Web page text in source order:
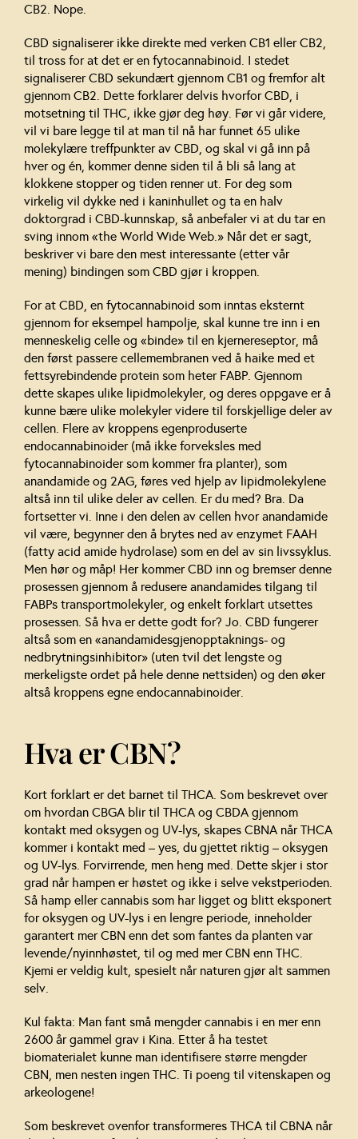
CB2. Nope.
CBD signaliserer ikke direkte med verken CB1 eller CB2,
til tross for at det er en fytocannabinoid. I stedet
signaliserer CBD sekundært gjennom CB1 og fremfor alt
gjennom CB2. Dette forklarer delvis hvorfor CBD, i
motsetning til THC, ikke gjør deg høy. Før vi går videre,
vil vi bare legge til at man til nå har funnet 65 ulike
molekylære treffpunkter av CBD, og skal vi gå inn på
hver og én, kommer denne siden til å bli så lang at
klokkene stopper og tiden renner ut. For deg som
virkelig vil dykke ned i kaninhullet og ta en halv
doktorgrad i CBD-kunnskap, så anbefaler vi at du tar en
sving innom «the World Wide Web.» Når det er sagt,
beskriver vi bare den mest interessante (etter vår
mening) bindingen som CBD gjør i kroppen.
For at CBD, en fytocannabinoid som inntas eksternt
gjennom for eksempel hampolje, skal kunne tre inn i en
menneskelig celle og «binde» til en kjernereseptor, må
den først passere cellemembranen ved å haike med et
fettsyrebindende protein som heter FABP. Gjennom
dette skapes ulike lipidmolekyler, og deres oppgave er å
kunne bære ulike molekyler videre til forskjellige deler av
cellen. Flere av kroppens egenproduserte
endocannabinoider (må ikke forveksles med
fytocannabinoider som kommer fra planter), som
anandamide og 2AG, føres ved hjelp av lipidmolekylene
altså inn til ulike deler av cellen. Er du med? Bra. Da
fortsetter vi. Inne i den delen av cellen hvor anandamide
vil være, begynner den å brytes ned av enzymet FAAH
(fatty acid amide hydrolase) som en del av sin livssyklus.
Men hør og måp! Her kommer CBD inn og bremser denne
prosessen gjennom å redusere anandamides tilgang til
FABPs transportmolekyler, og enkelt forklart utsettes
prosessen. Så hva er dette godt for? Jo. CBD fungerer
altså som en «anandamidesgjenopptaknings- og
nedbrytningsinhibitor» (uten tvil det lengste og
merkeligste ordet på hele denne nettsiden) og den øker
altså kroppens egne endocannabinoider.
Hva er CBN?
Kort forklart er det barnet til THCA. Som beskrevet over
om hvordan CBGA blir til THCA og CBDA gjennom
kontakt med oksygen og UV-lys, skapes CBNA når THCA
kommer i kontakt med – yes, du gjettet riktig – oksygen
og UV-lys. Forvirrende, men heng med. Dette skjer i stor
grad når hampen er høstet og ikke i selve vekstperioden.
Så hamp eller cannabis som har ligget og blitt eksponert
for oksygen og UV-lys i en lengre periode, inneholder
garantert mer CBN enn det som fantes da planten var
levende/nyinnhøstet, til og med mer CBN enn THC.
Kjemi er veldig kult, spesielt når naturen gjør alt sammen
selv.
Kul fakta: Man fant små mengder cannabis i en mer enn
2600 år gammel grav i Kina. Etter å ha testet
biomaterialet kunne man identifisere større mengder
CBN, men nesten ingen THC. Ti poeng til vitenskapen og
arkeologene!
Som beskrevet ovenfor transformeres THCA til CBNA når